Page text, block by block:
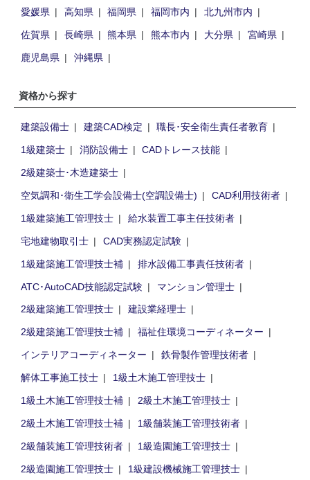
愛媛県
高知県 福岡県 福岡市内
北九州市内
佐賀県
長崎県 熊本県 熊本市内 大分県
宮崎県
鹿児島県
沖縄県
資格から探す
建築設備士 建築CAD検定
職長･安全衛生責任者教育
1級建築士
消防設備士
CADトレース技能
2級建築士･木造建築士
空気調和･衛生工学会設備士(空調設備士)
CAD利用技術者
1級建築施工管理技士
給水装置工事主任技術者
宅地建物取引士
CAD実務認定試験
1級建築施工管理技士補
排水設備工事責任技術者
ATC･AutoCAD技能認定試験
マンション管理士
2級建築施工管理技士
建設業経理士
2級建築施工管理技士補
福祉住環境コーディネーター
インテリアコーディネーター
鉄骨製作管理技術者
解体工事施工技士
1級土木施工管理技士
1級土木施工管理技士補
2級土木施工管理技士
2級土木施工管理技士補
1級舗装施工管理技術者
2級舗装施工管理技術者
1級造園施工管理技士
2級造園施工管理技士
1級建設機械施工管理技士